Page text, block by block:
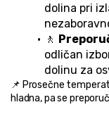
dolina pri
🚶
odličan
dolinu za
📌 Prosečne
hladna, pa se